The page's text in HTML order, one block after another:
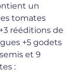
un
tomates
rééditions de
+5 godets
et 9
: